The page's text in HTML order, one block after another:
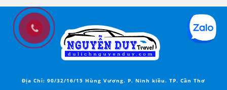
Địa Chỉ: 90/32/16/15 Hùng Vương. P. Ninh kiều. TP. Cần Thơ